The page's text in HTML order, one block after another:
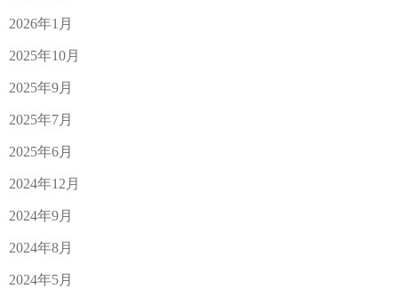
2026年1月
2025年10月
2025年9月
2025年7月
2025年6月
2024年12月
2024年9月
2024年8月
2024年5月